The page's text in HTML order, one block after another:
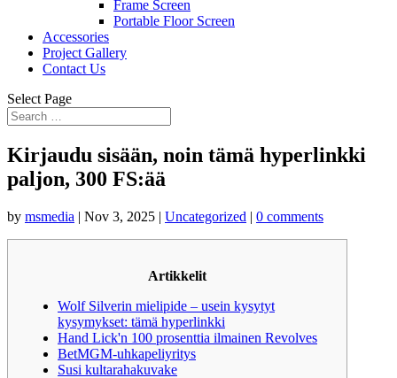
Frame Screen
Portable Floor Screen
Accessories
Project Gallery
Contact Us
Select Page
Kirjaudu sisään, noin tämä hyperlinkki
paljon, 300 FS:ää
by msmedia | Nov 3, 2025 | Uncategorized | 0 comments
Artikkelit
Wolf Silverin mielipide – usein kysytyt
kysymykset: tämä hyperlinkki
Hand Lick'n 100 prosenttia ilmainen Revolves
BetMGM-uhkapeliyritys
Susi kultarahakuvake